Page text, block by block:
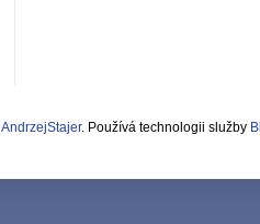
AndrzejStajer. Používá technologii služby